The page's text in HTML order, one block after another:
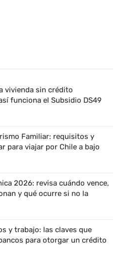
vivienda sin crédito
funciona el Subsidio DS49
Familiar: requisitos y
para viajar por Chile a bajo
2026: revisa cuándo vence,
y qué ocurre si no la
y trabajo: las claves que
para otorgar un crédito